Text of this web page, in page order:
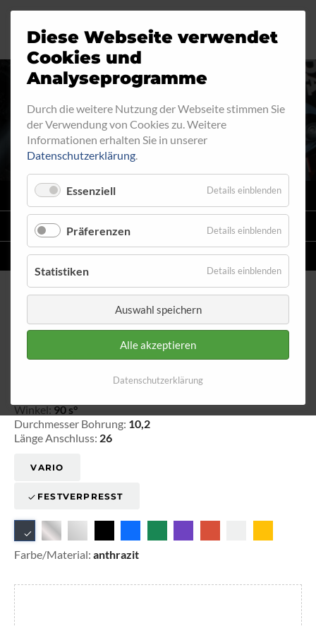
RINGFITTING 090
VARIO
STAHLFLEX -LEITUNGSKITS FÜR MOTORRÄDER
EINZELLEITUNGENNACH MASS
Ringfitting 090 Ø 10,2
Winkel: 90 s°
Durchmesser Bohrung: 10,2
Länge Anschluss: 26
VARIO
FESTVERPRESST
Farbe/Material: anthrazit
Diese Webseite verwendet
Cookies und
Analyseprogramme
Durch die weitere Nutzung der Webseite stimmen Sie
der Verwendung von Cookies zu. Weitere
Informationen erhalten Sie in unserer
Datenschutzerklärung.
Essenziell Details einblenden
Präferenzen Details einblenden
Statistiken Details einblenden
Auswahl speichern
Alle akzeptieren
Datenschutzerklärung
Motorrad
Industrie
Automobil
Fahrrad
Ringfitting
Aussengewinde
Innengewinde
Hohlschrauben
Verteiler
Katalog
Jobs